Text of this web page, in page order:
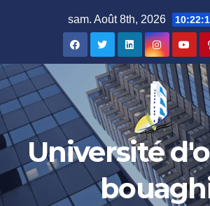
sam. Août 8th, 2026
Université